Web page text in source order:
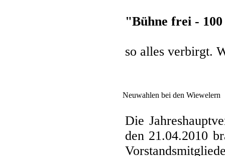
"Bühne frei -
so alles verbirgt.
Neuwahlen bei den Wiewelern
Die
den 21.04.2010